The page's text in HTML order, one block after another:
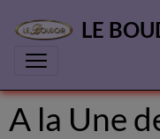
LE
A la Une